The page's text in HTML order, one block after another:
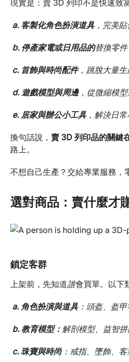
現實是：賣 3D 列印不是快速致
a. 客製化角色扮演道具，完美
b. 停產家電或日用品的替換零件
c. 首飾與時尚配件，跳脫大量
d. 遊戲模型與周邊，從微縮模
e. 居家與辦公小工具，解決日
換句話說， 賣 3D 列印品的關鍵
路上。
不想自己生產？交給專業服務，
選對商品：賣什麼才
鎖定客群
上架前，先知道誰會買單。以下
a. 角色扮演與道具：頭盔、盔甲
b. 教育模型： 解剖模型、益智
c. 珠寶與時尚：戒指、墜飾、